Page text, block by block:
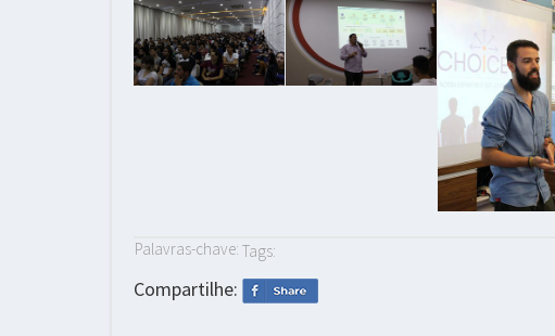
Palavras-chave: Tags:
Compartilhe: